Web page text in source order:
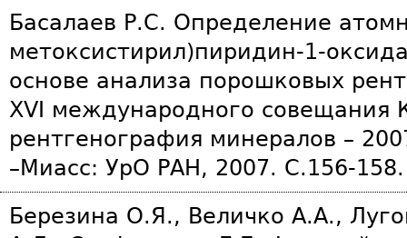
Басалаев Р.С. Определение
метоксистирил)пиридин-1-
основе анализа порошковых
XVI международного совещания
рентгенография минералов –
–Миасс: УрО РАН, 2007. С.156-158.
Березина О.Я., Величко А.А.,